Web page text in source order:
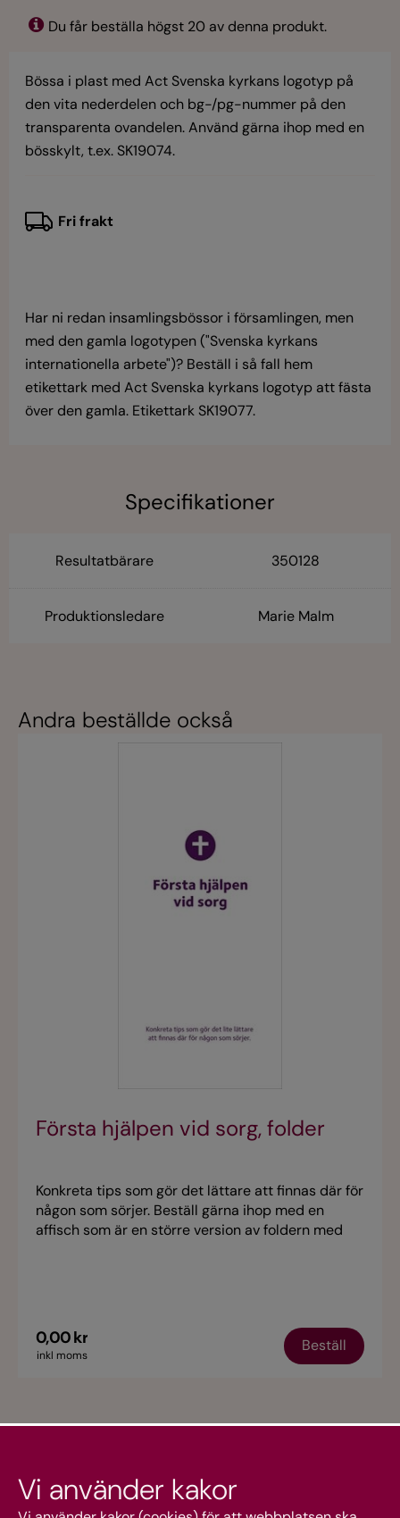
Du får beställa högst 20 av denna produkt.
Bössa i plast med Act Svenska kyrkans logotyp på
den vita nederdelen och bg-/pg-nummer på den
transparenta ovandelen. Använd gärna ihop med en
bösskylt, t.ex. SK19074.
Fri frakt
Har ni redan insamlingsbössor i församlingen, men
med den gamla logotypen ("Svenska kyrkans
internationella arbete")? Beställ i så fall hem
etikettark med Act Svenska kyrkans logotyp att fästa
över den gamla. Etikettark SK19077.
Specifikationer
Resultatbärare 350128
Produktionsledare Marie Malm
Andra beställde också
Första hjälpen vid sorg, folder
Konkreta tips som gör det lättare att finnas där för
någon som sörjer. Beställ gärna ihop med en
affisch som är en större version av foldern med
0,00 kr
inkl moms
Beställ
Vi använder kakor